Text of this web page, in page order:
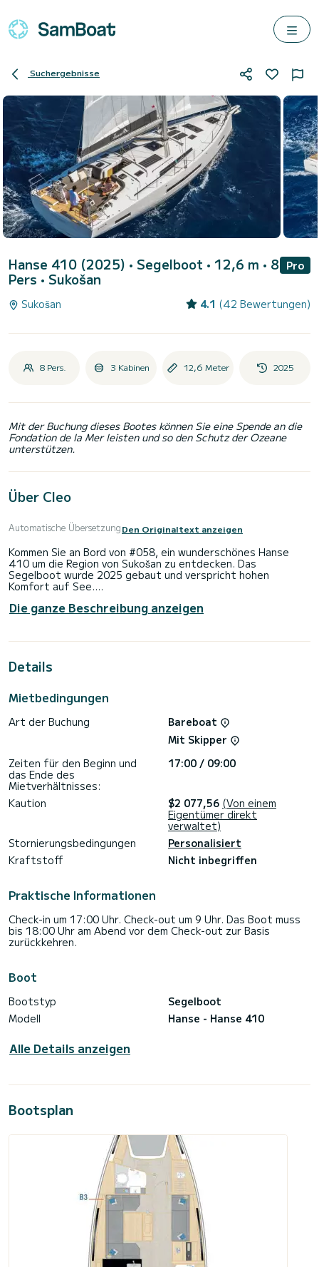
Suchergebnisse
Hanse 410 (2025) • Segelboot • 12,6 m • 8
Pers • Sukošan
Pro
Sukošan 4.1 (42 Bewertungen)
8 Pers. 3 Kabinen 12,6 Meter 2025
Mit der Buchung dieses Bootes können Sie eine Spende an die
Fondation de la Mer leisten und so den Schutz der Ozeane
unterstützen.
Über Cleo
Automatische ÜbersetzungDen Originaltext anzeigen
Kommen Sie an Bord von #058, ein wunderschönes Hanse
410 um die Region von Sukošan zu entdecken. Das
Segelboot wurde 2025 gebaut und verspricht hohen
Komfort auf See.
Das Boot verfügt über 3 komfortable Kabinen für bis zu 8
Personen. Mit seinen 13 Metern Länge und einer
Begleiter für einen unvergesslichen Bootsurlaub in der
Es ist unter anderem mit folgender Ausrüstung
Außenlautsprecher, USB-Steckdose, Deckdusche,
Zögern Sie nicht, ein persönliches Angebot anzufordern.
Unser Team berät Sie gerne zu all Ihren Fragen rund um Ihren
Die ganze Beschreibung anzeigen
Details
Mietbedingungen
Art der Buchung
Bareboat
Mit Skipper
Zeiten für den Beginn und
das Ende des
Mietverhältnisses:
17:00 / 09:00
Kaution $2 077,56 (Von einem
Eigentümer direkt
verwaltet)
Stornierungsbedingungen
Personalisiert
Kraftstoff
Nicht inbegriffen
Praktische Informationen
Check-in um 17:00 Uhr. Check-out um 9 Uhr. Das Boot muss
bis 18:00 Uhr am Abend vor dem Check-out zur Basis
zurückkehren.
Boot
Bootstyp
Segelboot
Modell
Hanse - Hanse 410
Alle Details anzeigen
Bootsplan